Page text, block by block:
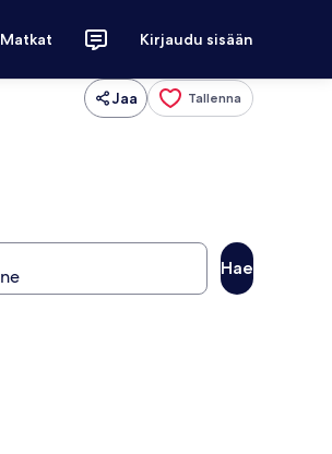
Matkat Kirjaudu sisään
Jaa Tallenna
Hae